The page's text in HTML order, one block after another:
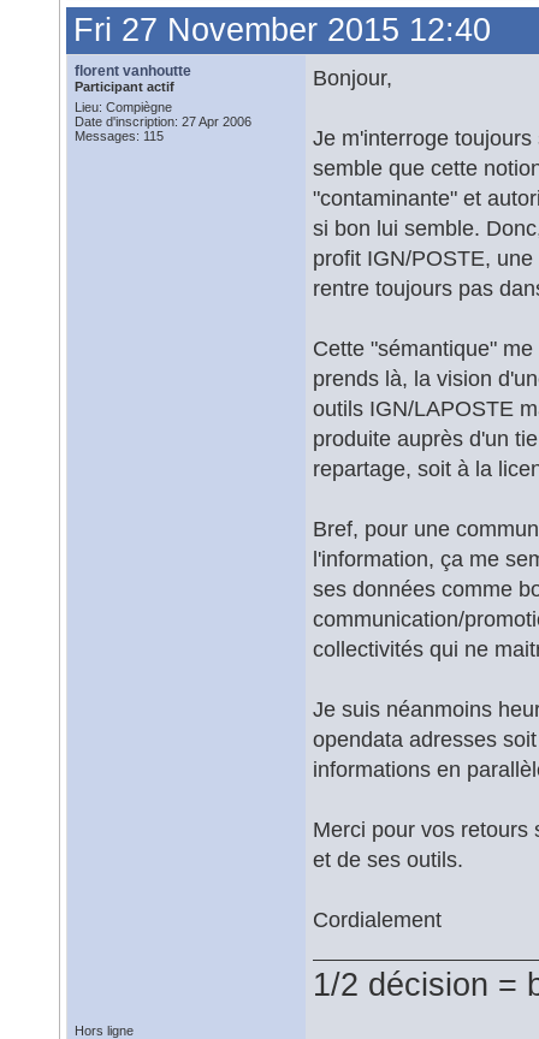
Fri 27 November 2015 12:40
florent vanhoutte
Participant actif
Lieu: Compiègne
Date d'inscription: 27 Apr 2006
Messages: 115
Bonjour,
Je m'interroge
semble que cette
"contaminante" et
si bon lui semble.
profit IGN/POSTE,
rentre toujours pas
Cette "sémantique"
prends là, la vision
outils IGN/LAPOSTE
produite auprès d'un
repartage, soit à la
Bref, pour une
l'information, ça me
ses données comme
communication/
collectivités qui ne
Je suis néanmoins
opendata adresses
informations en
Merci pour vos retours
et de ses outils.
Cordialement
1/2 décision =
Hors ligne